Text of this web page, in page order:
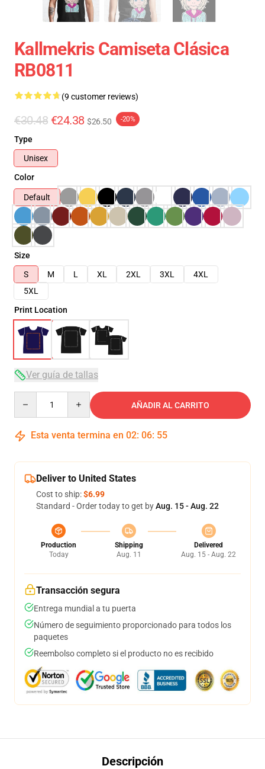
Kallmekris Camiseta Clásica
RB0811
(9 customer reviews)
€30.48 €24.38 $26.50 -20%
Type
Unisex
Color
Default
Size
S
M L XL 2XL 3XL
4XL
5XL
Print Location
Ver guía de tallas
AÑADIR AL CARRITO
Esta venta termina en 02: 06: 54
Deliver to United States
Cost to ship:$6.99
Standard - Order today to get byAug. 15 - Aug. 22
Production
Today
Shipping
Aug. 11
Delivered
Aug. 15 - Aug. 22
Transacción segura
Entrega mundial a tu puerta
Número de seguimiento proporcionado para todos los
paquetes
Reembolso completo si el producto no es recibido
Descripción